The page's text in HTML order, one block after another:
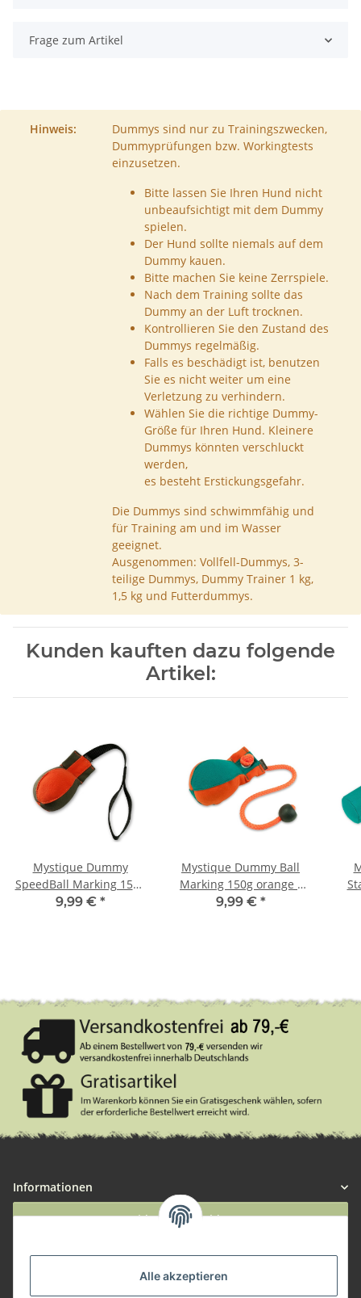
Alle akzeptieren
Frage zum Artikel
Hinweis:
Dummys sind nur zu Trainingszwecken,
Dummyprüfungen bzw. Workingtests
einzusetzen.
Bitte lassen Sie Ihren Hund nicht
unbeaufsichtigt mit dem Dummy
spielen.
Der Hund sollte niemals auf dem
Dummy kauen.
Bitte machen Sie keine Zerrspiele.
Nach dem Training sollte das
Dummy an der Luft trocknen.
Kontrollieren Sie den Zustand des
Dummys regelmäßig.
Falls es beschädigt ist, benutzen
Sie es nicht weiter um eine
Verletzung zu verhindern.
Wählen Sie die richtige Dummy-
Größe für Ihren Hund. Kleinere
Dummys könnten verschluckt
werden,
es besteht Erstickungsgefahr.
Die Dummys sind schwimmfähig und
für Training am und im Wasser
geeignet.
Ausgenommen: Vollfell-Dummys, 3-
teilige Dummys, Dummy Trainer 1 kg,
1,5 kg und Futterdummys.
Kunden kauften dazu folgende
Artikel:
Mystique Dummy
SpeedBall Marking 150g
orange / khaki
9,99 € *
Mystique Dummy Ball
Marking 150g orange /
grün
9,99 € *
Informationen
Widerruf anmelden